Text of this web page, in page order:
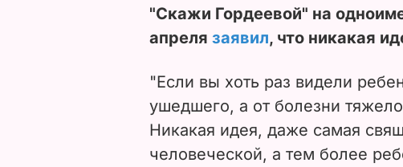
"Скажи Гордеевой" на
апреля заявил, что никакая
"Если вы хоть раз видели
ушедшего, а от болезни
Никакая идея, даже самая
человеческой, а тем более